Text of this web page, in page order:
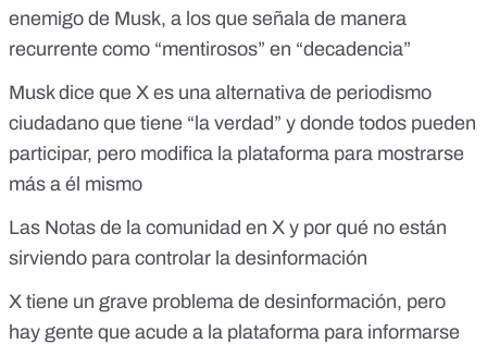
enemigo de Musk, a los que señala de manera
recurrente como “mentirosos” en “decadencia”
Musk dice que X es una alternativa de periodismo
ciudadano que tiene “la verdad” y donde todos pueden
participar, pero modifica la plataforma para mostrarse
más a él mismo
Las Notas de la comunidad en X y por qué no están
sirviendo para controlar la desinformación
X tiene un grave problema de desinformación, pero
hay gente que acude a la plataforma para informarse